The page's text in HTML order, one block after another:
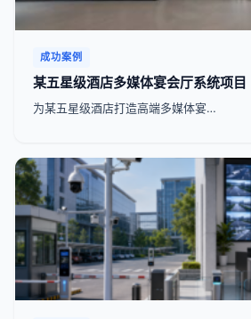
成功案例
某五星级酒店多媒体宴会厅系统项目
为某五星级酒店打造高端多媒体宴…